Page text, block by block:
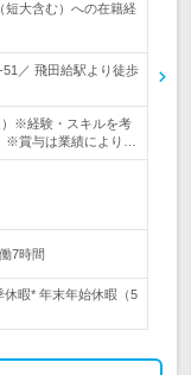
大含む）への在籍経
51／ 飛田給駅より徒歩
※経験・スキルを考
※賞与は業績により…
7時間
暇* 年末年始休暇（5